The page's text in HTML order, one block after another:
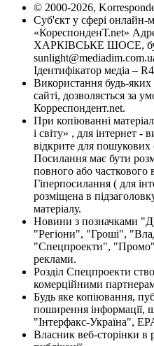
© 2000-2026,
Суб'єкт у сфері онлайн-
«КореспонденТ.net»
ХАРКІВСЬКЕ ШОСЕ,
Ідентифікатор медіа –
Використання будь-яких
сайті, дозволяється за
Корреспондент.net.
При копіюванні
і світу» , для інтернет -
відкрите для пошукових
Посилання має бути
повного або часткового
Гіперпосилання ( для
розміщена в
матеріалу.
Новини з позначками
"Регіони", "Гроші",
"Спецпроекти", "Промо"
реклами.
Розділ Спецпроекти
комерційними
Будь яке копіювання,
поширення інформації,
"Інтерфакс-Україна",
Власник веб-сторінки в